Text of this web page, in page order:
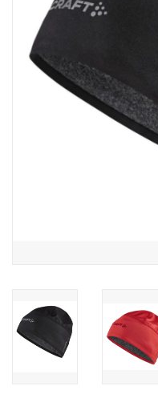
SOLDES
MAILLOTS DE BAIN